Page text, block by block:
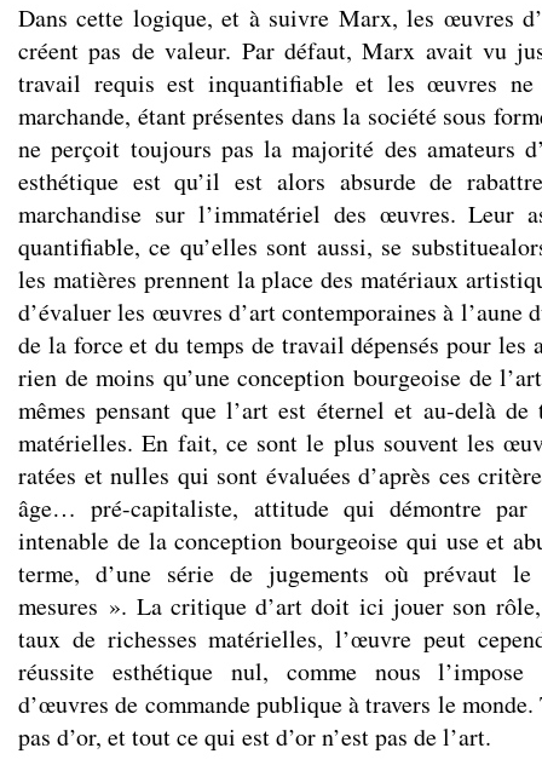
Dans cette logique, et à suivre Marx, les œuvres
créent pas de valeur. Par défaut, Marx avait vu
travail requis est inquantifiable et les œuvres
marchande, étant présentes dans la société sous
ne perçoit toujours pas la majorité des amateurs
esthétique est qu’il est alors absurde de
marchandise sur l’immatériel des œuvres. Leur
quantifiable, ce qu’elles sont aussi, se
les matières prennent la place des matériaux
d’évaluer les œuvres d’art contemporaines à l’aune
de la force et du temps de travail dépensés pour les
rien de moins qu’une conception bourgeoise de
mêmes pensant que l’art est éternel et au-delà
matérielles. En fait, ce sont le plus souvent les
ratées et nulles qui sont évaluées d’après ces
âge… pré-capitaliste, attitude qui démontre par
intenable de la conception bourgeoise qui use et
terme, d’une série de jugements où prévaut
mesures ». La critique d’art doit ici jouer son
taux de richesses matérielles, l’œuvre peut
réussite esthétique nul, comme nous
d’œuvres de commande publique à travers le
pas d’or, et tout ce qui est d’or n’est pas de l’art.